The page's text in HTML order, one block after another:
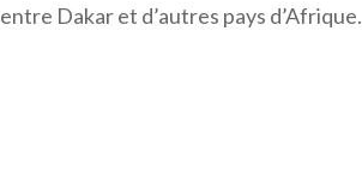
entre Dakar et d’autres pays d’Afrique.